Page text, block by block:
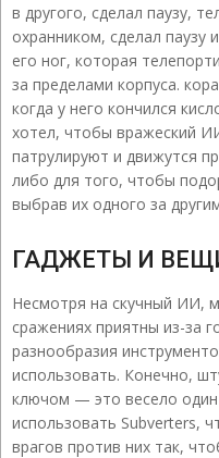
в другого, сделал паузу,
охранником, сделал паузу
его ног, которая
за пределами корпуса.
когда у него кончился
хотел, чтобы вражеский
патрулируют и движутся
либо для того, чтобы
выбрав их одного за
ГАДЖЕТЫ И
Несмотря на скучный ИИ,
сражениях приятны из-за
разнообразия
использовать. Конечно,
ключом — это весело
использовать Subverters,
врагов против них так,